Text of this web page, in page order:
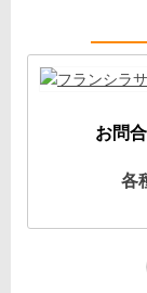
お問
各